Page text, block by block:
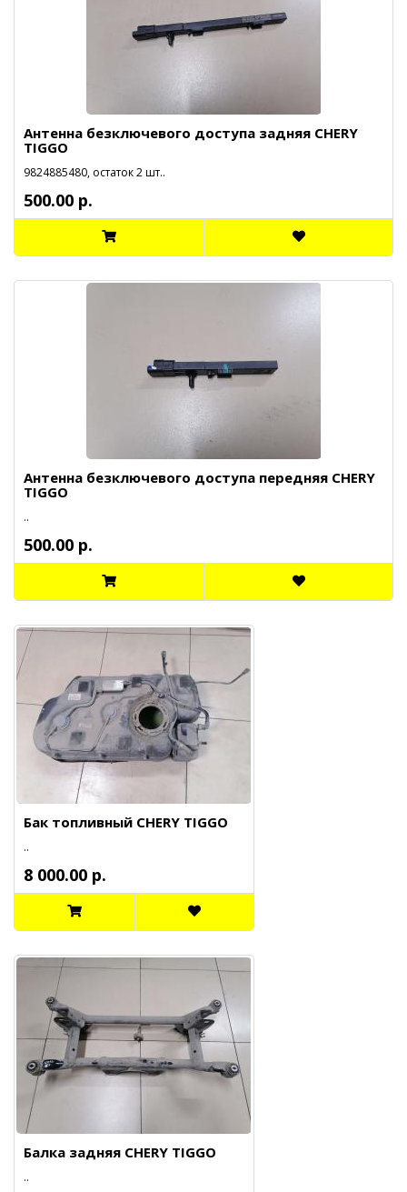
Антенна безключевого доступа задняя CHERY
TIGGO
9824885480, остаток 2 шт..
500.00 р.
Антенна безключевого доступа передняя CHERY
TIGGO
..
500.00 р.
Бак топливный CHERY TIGGO
..
8 000.00 р.
Балка задняя CHERY TIGGO
..